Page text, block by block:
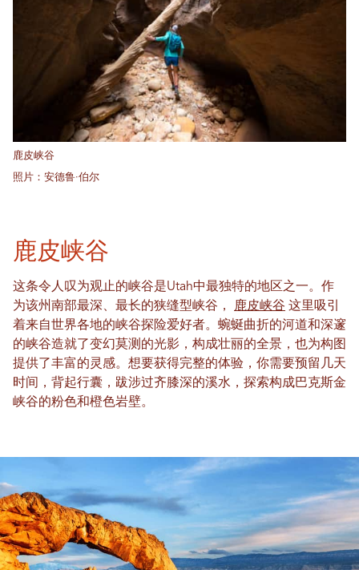
鹿皮峡谷
照片：安德鲁·伯尔
鹿皮峡谷
这条令人叹为观止的峡谷是Utah中最独特的地区之一。作
为该州南部最深、最长的狭缝型峡谷，
鹿皮峡谷 这里吸引
着来自世界各地的峡谷探险爱好者。蜿蜒曲折的河道和深邃
的峡谷造就了变幻莫测的光影，构成壮丽的全景，也为构图
提供了丰富的灵感。想要获得完整的体验，你需要预留几天
时间，背起行囊，跋涉过齐膝深的溪水，探索构成巴克斯金
峡谷的粉色和橙色岩壁。